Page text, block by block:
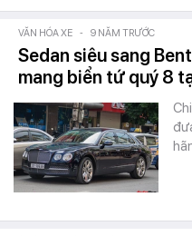
VĂN HÓA XE - 9 NĂM TRƯỚC
Sedan siêu sang
mang biển tứ quý 8